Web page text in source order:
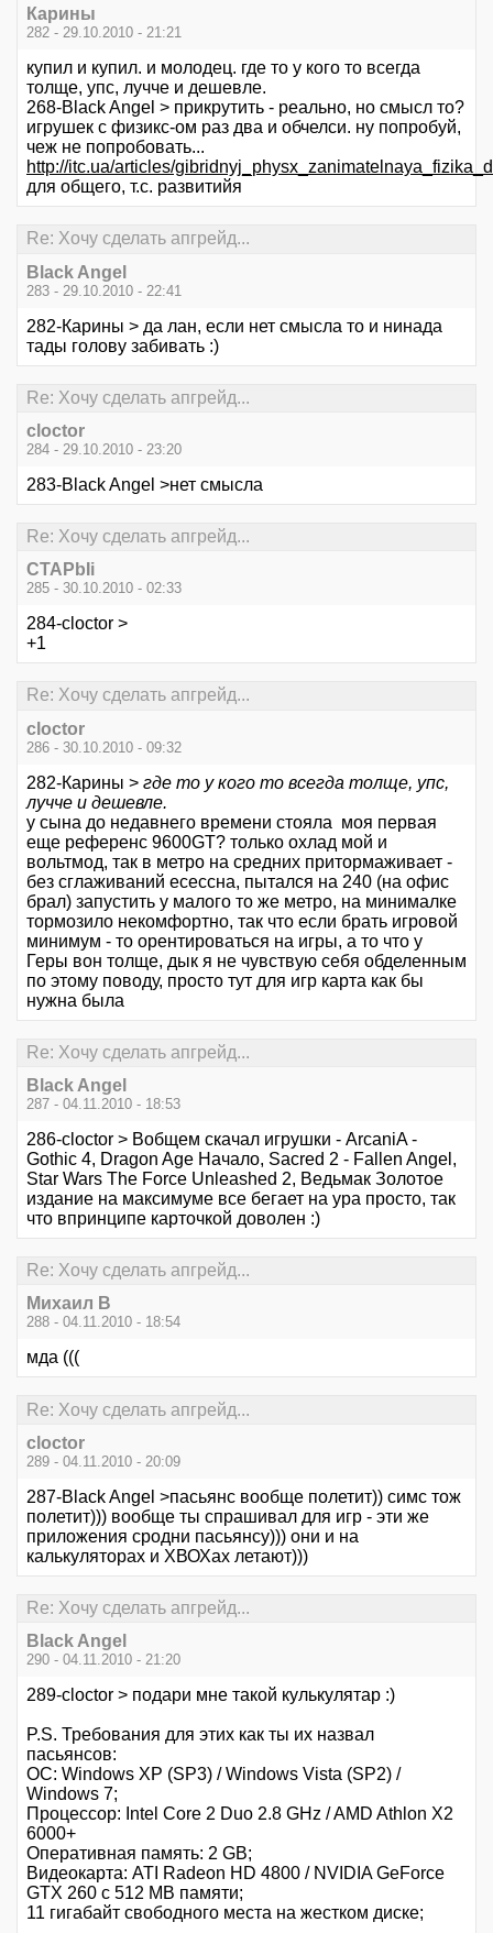
Карины
282 - 29.10.2010 - 21:21
купил и купил. и молодец. где то у кого то всегда
толще, упс, лучче и дешевле.
268-Black Angel > прикрутить - реально, но смысл то?
игрушек с физикс-ом раз два и обчелси. ну попробуй,
чеж не попробовать...
http://itc.ua/articles/
для общего, т.с. развитийя
Re: Хочу сделать апгрейд...
Black Angel
283 - 29.10.2010 - 22:41
282-Карины > да лан, если нет смысла то и нинада
тады голову забивать :)
Re: Хочу сделать апгрейд...
cloctor
284 - 29.10.2010 - 23:20
283-Black Angel >нет смысла
Re: Хочу сделать апгрейд...
CTAPbIi
285 - 30.10.2010 - 02:33
284-cloctor >
+1
Re: Хочу сделать апгрейд...
cloctor
286 - 30.10.2010 - 09:32
282-Карины > где то у кого то всегда толще, упс,
лучче и дешевле.
у сына до недавнего времени стояла моя первая
еще референс 9600GT? только охлад мой и
вольтмод, так в метро на средних притормаживает -
без сглаживаний есессна, пытался на 240 (на офис
брал) запустить у малого то же метро, на минималке
тормозило некомфортно, так что если брать игровой
минимум - то орентироваться на игры, а то что у
Геры вон толще, дык я не чувствую себя обделенным
по этому поводу, просто тут для игр карта как бы
нужна была
Re: Хочу сделать апгрейд...
Black Angel
287 - 04.11.2010 - 18:53
286-cloctor > Вобщем скачал игрушки - ArcaniA -
Gothic 4, Dragon Age Начало, Sacred 2 - Fallen Angel,
Star Wars The Force Unleashed 2, Ведьмак Золотое
издание на максимуме все бегает на ура просто, так
что впринципе карточкой доволен :)
Re: Хочу сделать апгрейд...
Михаил В
288 - 04.11.2010 - 18:54
мда (((
Re: Хочу сделать апгрейд...
cloctor
289 - 04.11.2010 - 20:09
287-Black Angel >пасьянс вообще полетит)) симс тож
полетит))) вообще ты спрашивал для игр - эти же
приложения сродни пасьянсу))) они и на
калькуляторах и ХВОХах летают)))
Re: Хочу сделать апгрейд...
Black Angel
290 - 04.11.2010 - 21:20
289-cloctor > подари мне такой кулькулятар :)
P.S. Требования для этих как ты их назвал
пасьянсов:
ОС: Windows XP (SP3) / Windows Vista (SP2) /
Windows 7;
Процессор: Intel Core 2 Duo 2.8 GHz / AMD Athlon X2
6000+
Оперативная память: 2 GB;
Видеокарта: ATI Radeon HD 4800 / NVIDIA GeForce
GTX 260 с 512 MB памяти;
11 гигабайт свободного места на жестком диске;